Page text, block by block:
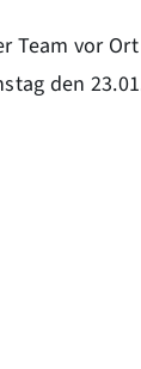
Team vor
den